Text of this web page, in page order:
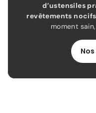
d’ustensiles
revêtements
moment